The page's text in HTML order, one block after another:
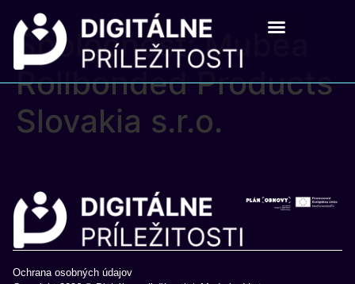
Spoločnosť:Mubea
Rollbonded Products
Slovakia s.r.o.
Ochrana osobných údajov